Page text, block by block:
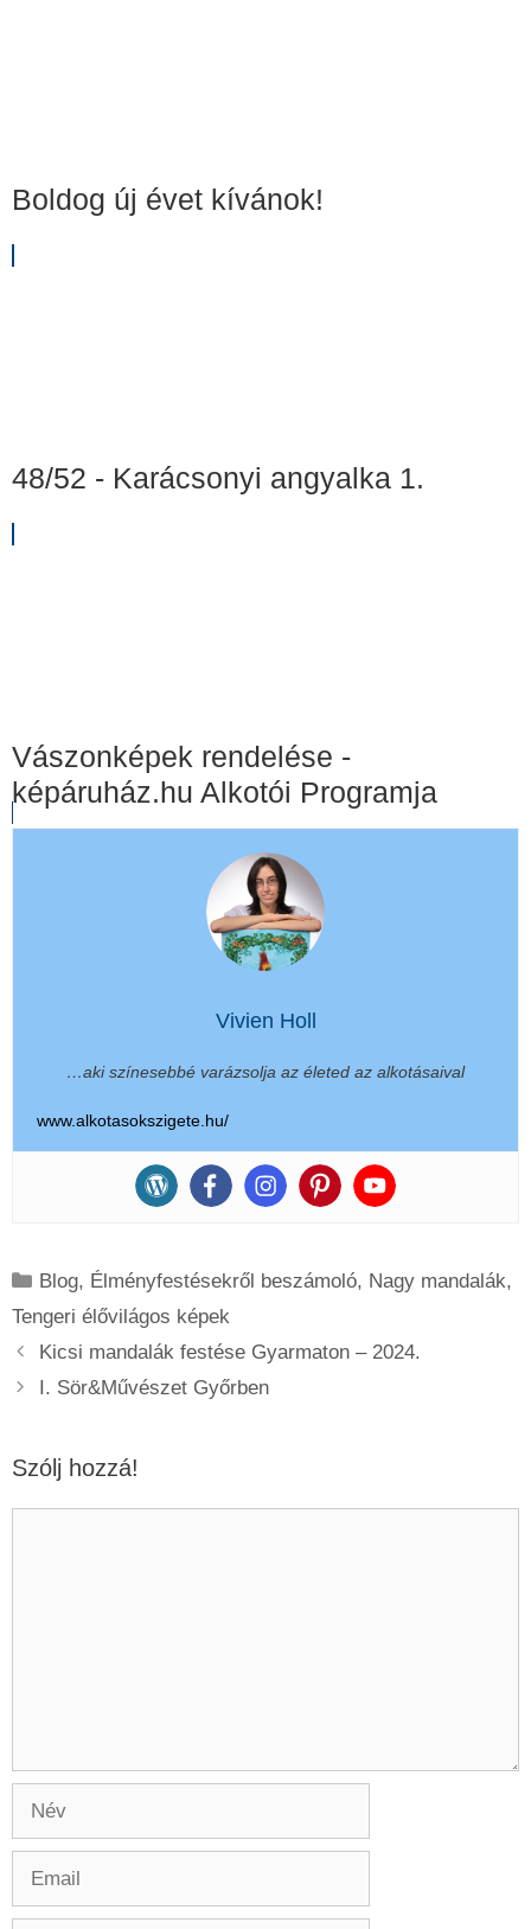
Boldog új évet kívánok!
48/52 - Karácsonyi angyalka 1.
Vászonképek rendelése -
képáruház.hu Alkotói Programja
Vivien Holl
…aki színesebbé varázsolja az életed az alkotásaival
www.alkotasokszigete.hu/
Kategória
Blog, Élményfestésekről beszámoló, Nagy mandalák,
Tengeri élővilágos képek
Kicsi mandalák festése Gyarmaton – 2024.
I. Sör&Művészet Győrben
Szólj hozzá!